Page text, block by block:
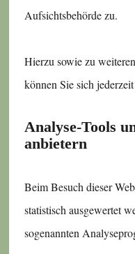
Aufsichtsbehörde zu.
Hierzu sowie zu
können Sie sich
Analyse-Tools
anbietern
Beim Besuch dieser
statistisch ausgewertet
sogenannten